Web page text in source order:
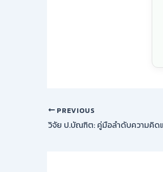
PREVIOUS
วิจัย ป.บัณฑิต: คู่มือลำดับความคิดแ